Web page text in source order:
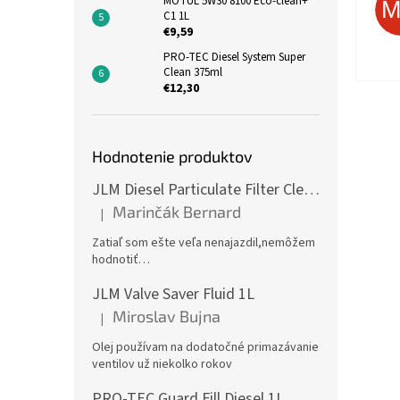
C1 1L
€9,59
PRO-TEC Diesel System Super
Clean 375ml
€12,30
Hodnotenie produktov
JLM Diesel Particulate Filter Cleaner 375ml - čistič DPF
Hodnotenie produktu je 5 z 5 hviezdičiek.
| Marinčák Bernard
Zatiaľ som ešte veľa nenajazdil,nemôžem
hodnotiť…
JLM Valve Saver Fluid 1L
Hodnotenie produktu je 5 z 5 hviezdičiek.
| Miroslav Bujna
Olej používam na dodatočné primazávanie
ventilov už niekolko rokov